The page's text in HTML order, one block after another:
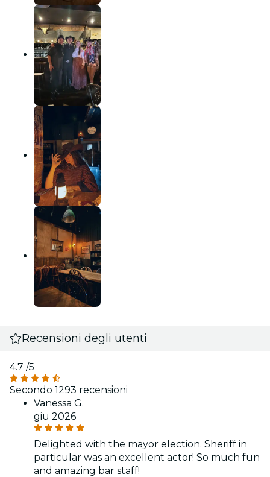
Recensioni degli utenti
4.7 /5
Secondo 1293 recensioni
Vanessa G.
giu 2026
Delighted with the mayor election. Sheriff in
particular was an excellent actor! So much fun
and amazing bar staff!